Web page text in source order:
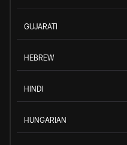
GUJARATI
HEBREW
HINDI
HUNGARIAN